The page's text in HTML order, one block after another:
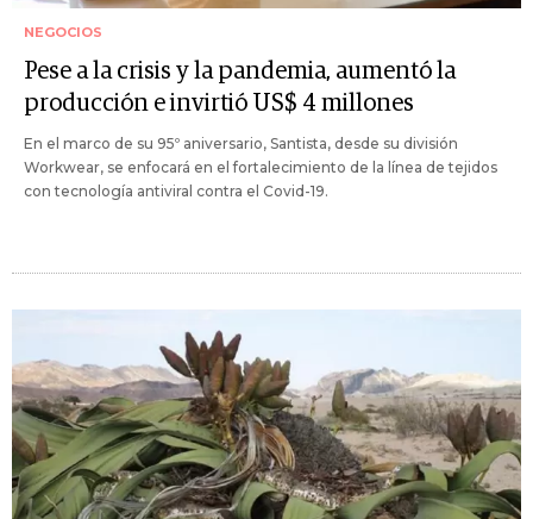
NEGOCIOS
Pese a la crisis y la pandemia, aumentó la
producción e invirtió US$ 4 millones
En el marco de su 95º aniversario, Santista, desde su división
Workwear, se enfocará en el fortalecimiento de la línea de tejidos
con tecnología antiviral contra el Covid-19.